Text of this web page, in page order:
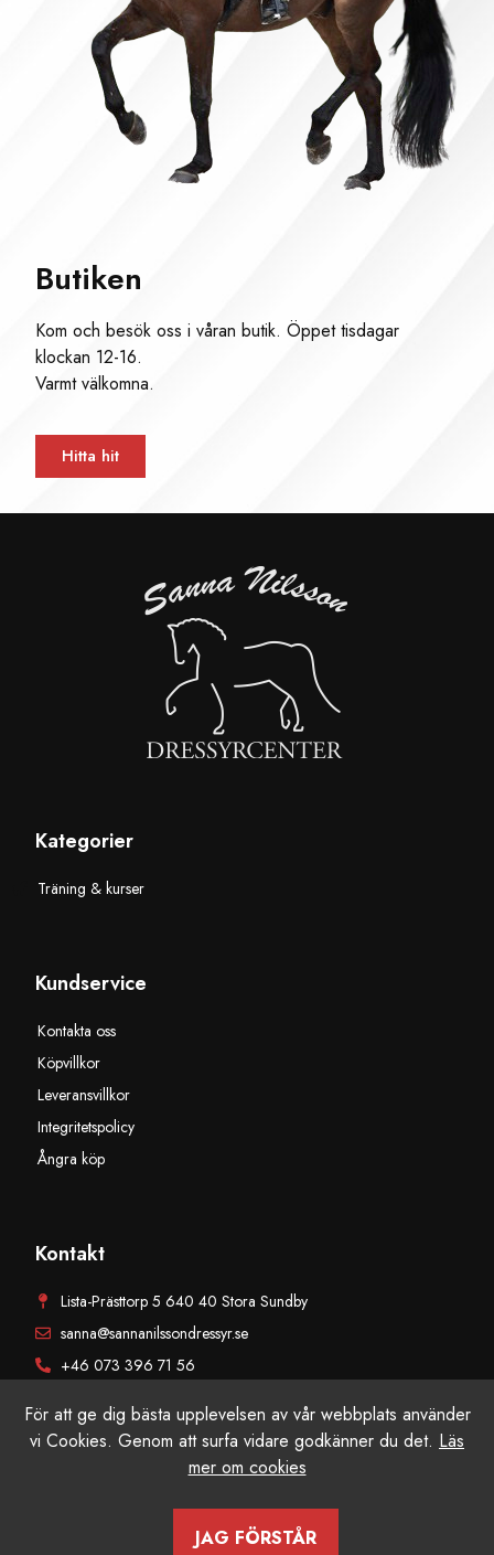
Butiken
Kom och besök oss i våran butik. Öppet tisdagar
klockan 12-16.
Varmt välkomna.
Hitta hit
Kategorier
Träning & kurser
Kundservice
Kontakta oss
Köpvillkor
Leveransvillkor
Integritetspolicy
Ångra köp
Kontakt
Lista-Prästtorp 5 640 40 Stora Sundby
sanna@sannanilssondressyr.se
+46 073 396 71 56
av Grafikfabriken
För att ge dig bästa upplevelsen av vår webbplats använder
vi Cookies. Genom att surfa vidare godkänner du det. Läs
mer om cookies
JAG FÖRSTÅR